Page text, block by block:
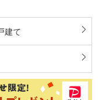
建て